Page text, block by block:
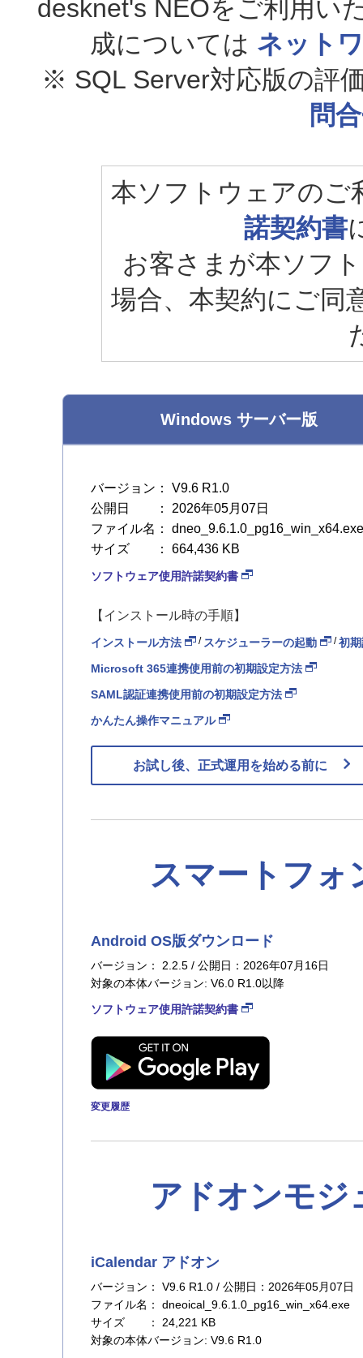
よくあるご質
お客様サポー
サイト内検索
導入相談窓口
横浜本社
大阪営業所
名古屋営業所
福岡営業所
受付：平日 9～
desknet's NEOをご利用い
成については ネット
※ SQL Server対応版の評
問
本ソフトウェアのご
諾契約書
お客さまが本ソフ
場合、本契約にご同
Windows サーバー版
バージョン： V9.6 R1.0
公開日 ： 2026年05月07日
ファイル名： dneo_9.6.1.0_pg16_win_x64.exe
サイズ ： 664,436 KB
ソフトウェア使用許諾契約書
【インストール時の手順】
インストール方法 / スケジューラーの起動 /初
Microsoft 365連携使用前の初期設定方法
SAML認証連携使用前の初期設定方法
かんたん操作マニュアル
お試し後、正式運用を始める前に
スマートフォ
Android OS版ダウンロード
バージョン： 2.2.5 / 公開日：2026年07月16日
対象の本体バージョン: V6.0 R1.0以降
ソフトウェア使用許諾契約書
変更履歴
アドオンモジ
iCalendar アドオン
バージョン： V9.6 R1.0 / 公開日：2026年05月07日
ファイル名： dneoical_9.6.1.0_pg16_win_x64.exe
サイズ ： 24,221 KB
対象の本体バージョン: V9.6 R1.0